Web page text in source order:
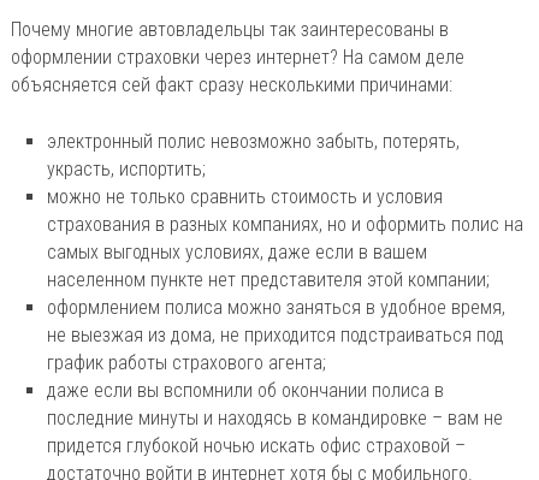
Почему многие автовладельцы так заинтересованы в
оформлении страховки через интернет? На самом деле
объясняется сей факт сразу несколькими причинами:
электронный полис невозможно забыть, потерять,
украсть, испортить;
можно не только сравнить стоимость и условия
страхования в разных компаниях, но и оформить полис на
самых выгодных условиях, даже если в вашем
населенном пункте нет представителя этой компании;
оформлением полиса можно заняться в удобное время,
не выезжая из дома, не приходится подстраиваться под
график работы страхового агента;
даже если вы вспомнили об окончании полиса в
последние минуты и находясь в командировке – вам не
придется глубокой ночью искать офис страховой –
достаточно войти в интернет хотя бы с мобильного.